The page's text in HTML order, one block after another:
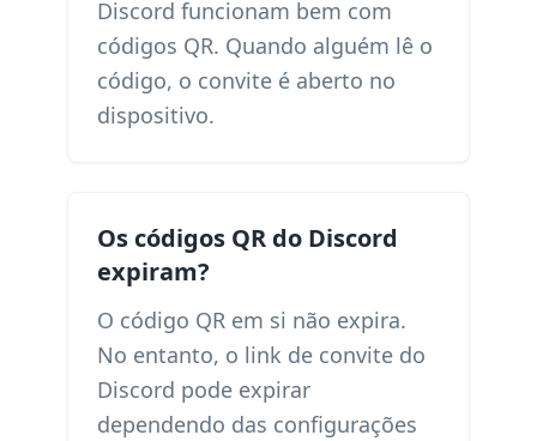
Discord funcionam bem com
códigos QR. Quando alguém lê o
código, o convite é aberto no
dispositivo.
Os códigos QR do Discord
expiram?
O código QR em si não expira.
No entanto, o link de convite do
Discord pode expirar
dependendo das configurações